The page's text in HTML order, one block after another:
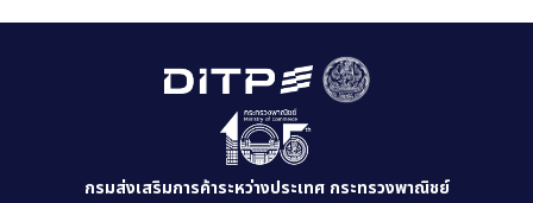
กำลัง
กรมส่งเสริมการค้าระหว่างประเทศ กระทรวงพาณิชย์